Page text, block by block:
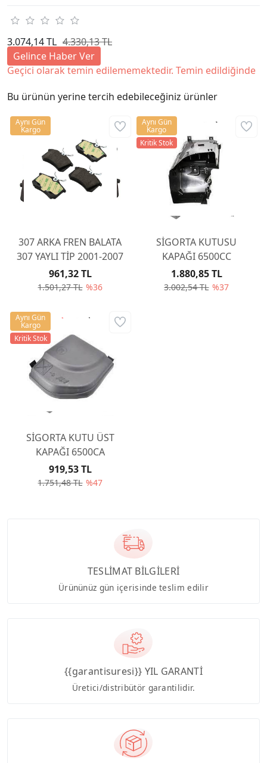
3.074,14 TL 4.330,13 TL
Gelince Haber Ver
Geçici olarak temin edilememektedir. Temin edildiğinde
Bu ürünün yerine tercih edebileceğiniz ürünler
307 ARKA FREN BALATA
307 YAYLI TİP 2001-2007
1.501,27 TL %36
961,32 TL
Aynı Gün
Kargo
SİGORTA KUTUSU
KAPAĞI 6500CC
3.002,54 TL %37
1.880,85 TL
Aynı Gün
Kargo
Kritik Stok
SİGORTA KUTU ÜST
KAPAĞI 6500CA
1.751,48 TL %47
919,53 TL
Aynı Gün
Kargo
Kritik Stok
TESLİMAT BİLGİLERİ
Ürününüz gün içerisinde teslim edilir
{{garantisuresi}} YIL GARANTİ
Üretici/distribütör garantilidir.